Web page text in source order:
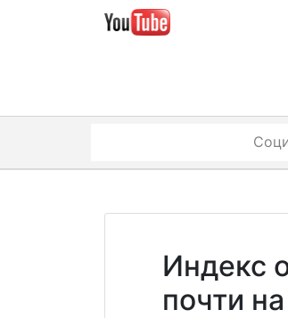
Индекс
почти